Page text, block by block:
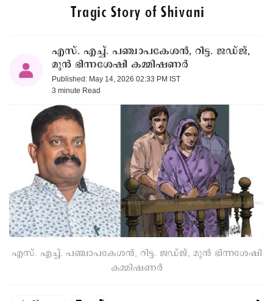
Tragic Story of Shivani
എസ്. എച്ച്. പഞ്ചാപകേശന്‍, റിട്ട. ജഡ്ജ്,
മുന്‍ ഭിന്നശേഷി കമ്മിഷണര്‍
Published: May 14, 2026 02:33 PM IST
3 minute Read
എസ്. എച്ച്. പഞ്ചാപകേശന്‍, റിട്ട. ജഡ്ജ്, മുന്‍ ഭിന്നശേഷി
കമ്മിഷണര്‍